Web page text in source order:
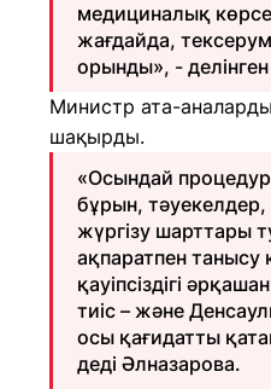
медициналық
жағдайда,
орынды», -
Министр ата-
шақырды.
«Осындай
бұрын,
жүргізу шарттары
ақпаратпен
қауіпсіздігі
тиіс – және
осы қағидатты
деді Әлназарова.